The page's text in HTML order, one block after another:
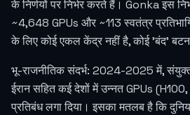
के निर्णयों पर निर्भर करते हैं। Gonka इस
~4,648 GPUs और ~113 स्वतंत्र
के लिए कोई एकल केंद्र नहीं है, कोई 'बंद' बटन
भू-राजनीतिक संदर्भ: 2024-2025 में,
ईरान सहित कई देशों में उन्नत GPUs
प्रतिबंध लगा दिया। इसका मतलब है कि